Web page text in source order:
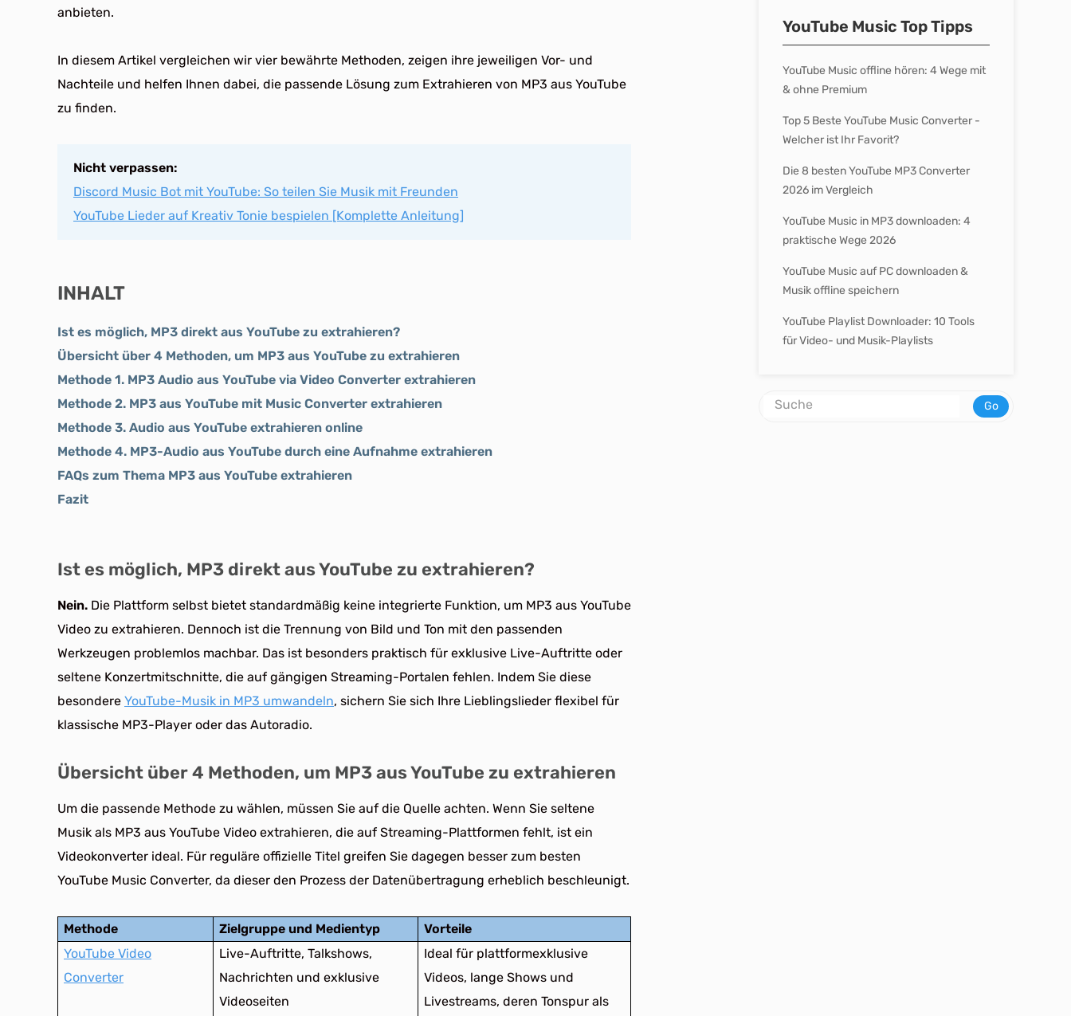
anbieten.
In diesem Artikel vergleichen wir vier bewährte Methoden, zeigen ihre jeweiligen Vor- und
Nachteile und helfen Ihnen dabei, die passende Lösung zum Extrahieren von MP3 aus YouTube
zu finden.
Nicht verpassen:
Discord Music Bot mit YouTube: So teilen Sie Musik mit Freunden
YouTube Lieder auf Kreativ Tonie bespielen [Komplette Anleitung]
INHALT
Ist es möglich, MP3 direkt aus YouTube zu extrahieren?
Übersicht über 4 Methoden, um MP3 aus YouTube zu extrahieren
Methode 1. MP3 Audio aus YouTube via Video Converter extrahieren
Methode 2. MP3 aus YouTube mit Music Converter extrahieren
Methode 3. Audio aus YouTube extrahieren online
Methode 4. MP3-Audio aus YouTube durch eine Aufnahme extrahieren
FAQs zum Thema MP3 aus YouTube extrahieren
Fazit
Ist es möglich, MP3 direkt aus YouTube zu extrahieren?
Nein. Die Plattform selbst bietet standardmäßig keine integrierte Funktion, um MP3 aus YouTube
Video zu extrahieren. Dennoch ist die Trennung von Bild und Ton mit den passenden
Werkzeugen problemlos machbar. Das ist besonders praktisch für exklusive Live-Auftritte oder
seltene Konzertmitschnitte, die auf gängigen Streaming-Portalen fehlen. Indem Sie diese
besondere YouTube-Musik in MP3 umwandeln, sichern Sie sich Ihre Lieblingslieder flexibel für
klassische MP3-Player oder das Autoradio.
Übersicht über 4 Methoden, um MP3 aus YouTube zu extrahieren
Um die passende Methode zu wählen, müssen Sie auf die Quelle achten. Wenn Sie seltene
Musik als MP3 aus YouTube Video extrahieren, die auf Streaming-Plattformen fehlt, ist ein
Videokonverter ideal. Für reguläre offizielle Titel greifen Sie dagegen besser zum besten
YouTube Music Converter, da dieser den Prozess der Datenübertragung erheblich beschleunigt.
Methode Zielgruppe und Medientyp
Vorteile
YouTube Video
Converter
Live-Auftritte, Talkshows,
Nachrichten und exklusive
Videoseiten
Ideal für plattformexklusive
Videos, lange Shows und
Livestreams, deren Tonspur als
YouTube Music Top Tipps
YouTube Music offline hören: 4 Wege mit
& ohne Premium
Top 5 Beste YouTube Music Converter -
Welcher ist Ihr Favorit?
Die 8 besten YouTube MP3 Converter
2026 im Vergleich
YouTube Music in MP3 downloaden: 4
praktische Wege 2026
YouTube Music auf PC downloaden &
Musik offline speichern
YouTube Playlist Downloader: 10 Tools
für Video- und Musik-Playlists
Go